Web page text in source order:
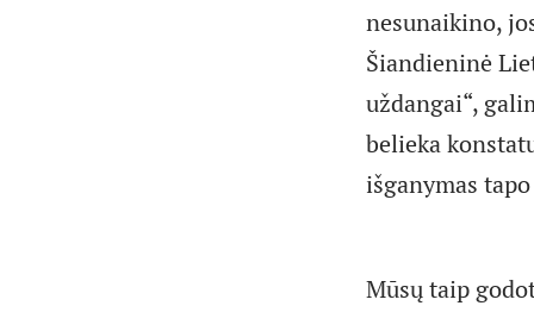
nesunaikino,
Šiandieninė
uždangai“,
belieka
išganymas
Mūsų taip